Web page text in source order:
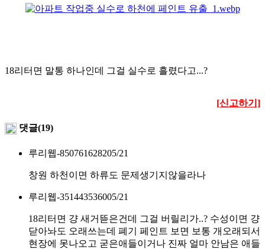
18리터면 말통 하나인데 그걸 실수로 흘렸다고...?
[신고하기]
댓글(19)
루리웹-850761628205/21
창원 하천이면 하류도 문제생기지않을라나
루리웹-351443536005/21
18리터면 걍 새거뜯은건데 그걸 버릴리가..? 수성이면 걍
닫아놔도 오래쓰는데 폐기 페인트 보면 보통 개오래되서
현장에 못나오고 굳은애들이거나 진짜 얼마 안남은 애들